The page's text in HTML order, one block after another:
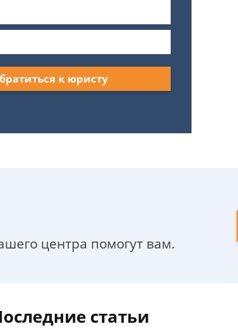
к юристу
центра помогут вам.
статьи